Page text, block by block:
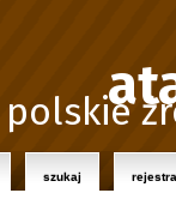
szukaj